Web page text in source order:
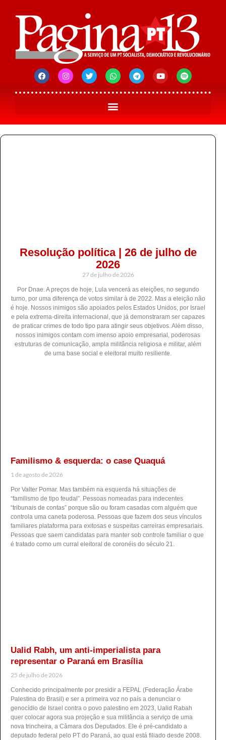
Resolução política | 26 de julho de
2026
27 de julho de 2026
Por Dnae. A preços de hoje, Lula vencerá as eleições, no segundo
turno, por uma diferença de votos similar à de 2022. Mas a eleição não
é hoje. Nossos inimigos são apoiados pelos Estados Unidos, por Israel
e pela extrema-direita internacional, que já demonstraram ser capazes
de praticar crimes de todo tipo para atingir seus objetivos. Além disso,
nossos inimigos contam com imenso apoio empresarial, poderosas
estruturas de comunicação, ampla militância religiosa e militar, além
de uma base social e eleitoral muito resiliente.
Familismo & esquerda: o case Quaquá
1 de agosto de 2026
Por Valter Pomar. Mas também na esquerda há situações de
“familismo de tipo feudal”. Pessoas nomeadas para indecentes
“tribunais de contas” porque são ou foram casadas com alguém que
controla uma caneta poderosa. Pessoas que fazem dos seus vínculos
familiares plataforma para exitosas e suspeitas carreiras empresariais.
Pessoas que saem candidatas para manter sob controle familiar o que
é tratado como um curral eleitoral de coronéis do século 21.
Ualid Rabh, um anti-imperialista para
representar o Paraná em Brasília
25 de julho de 2026
Conhecido principalmente por presidir a FEPAL (Federação Árabe
Palestina do Brasil) e ser a primeira voz no país a denunciar o
genocídio de Israel contra o povo palestino em 2023, Ualid Rabah
quer colocar agora sua projeção e sua militância a serviço de uma
nova trincheira, a Câmara dos Deputados. Ele é pré-candidato a
deputado federal pelo PT do Paraná, ao qual está filiado desde 2008.